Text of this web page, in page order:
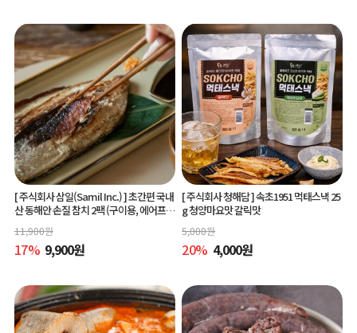
[ 주식회사 삼일(Samil Inc.) ]초간편 국내
산 동해안 손질 참치 2팩 (구이용, 에어프라
이어 간편조리)
11,900원
17% 9,900원
[ 주식회사 청해담 ]속초1951 먹태스낵 25
g 청양마요맛 갈릭맛
5,000원
20% 4,000원